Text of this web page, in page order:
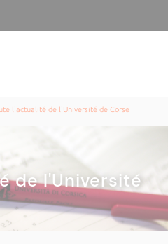
l'actualité de l'Université de Corse
de l'Université